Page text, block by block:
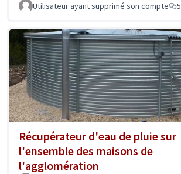
Utilisateur ayant supprimé son compte 5
Récupérateur d'eau de pluie sur
l'ensemble des maisons de
l'agglomération